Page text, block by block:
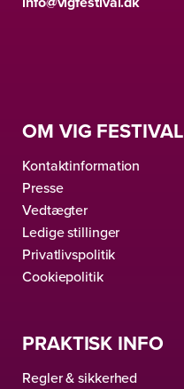
OM VIG FESTIVAL
Kontaktinformation
Presse
Vedtægter
Ledige stillinger
Privatlivspolitik
Cookiepolitik
PRAKTISK INFO
Regler & sikkerhed